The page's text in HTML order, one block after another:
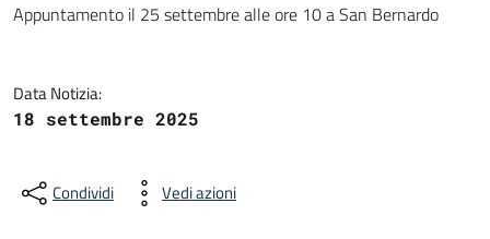
Appuntamento il 25 settembre alle ore 10 a San Bernardo
Data Notizia:
18 settembre 2025
Condividi Vedi azioni